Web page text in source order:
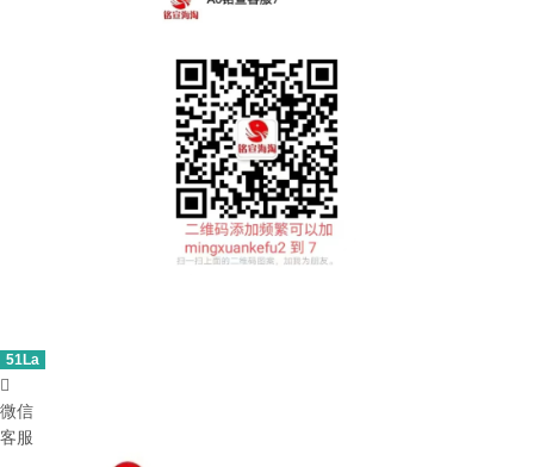
51La

微信
客服